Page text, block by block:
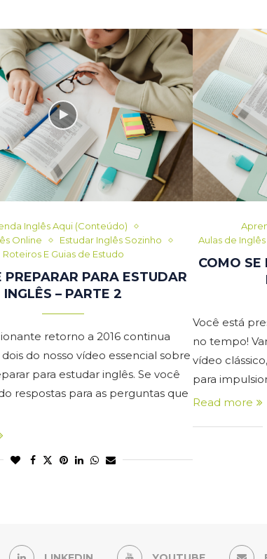
Inglês Aqui (Conteúdo)
Online
Estudar Inglês Sozinho
Roteiros E Guias de Estudo
PREPARAR PARA ESTUDAR
INGLÊS – PARTE 2
retorno a 2016 continua
do nosso vídeo essencial sobre
para estudar inglês. Se você
respostas para as perguntas que
Aulas de
COMO SE
Você está
no tempo!
vídeo
para
Read more